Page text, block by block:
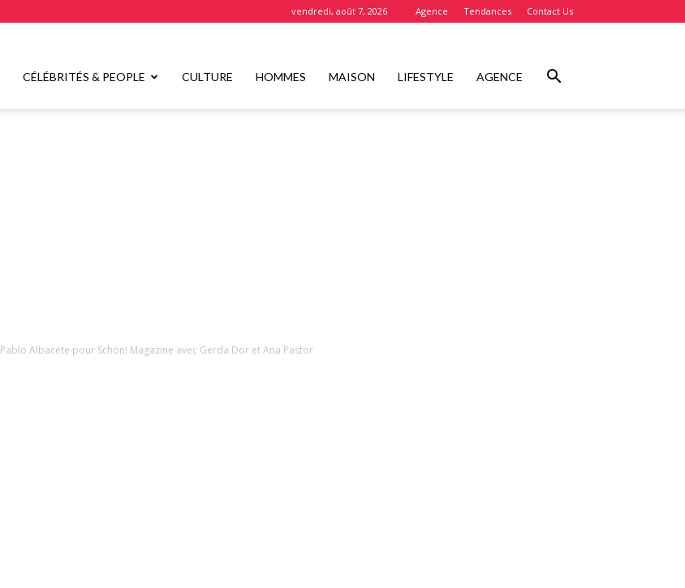
vendredi, août 7, 2026 Agence Tendances Contact Us
CÉLÉBRITÉS & PEOPLE CULTURE HOMMES MAISON LIFESTYLE AGENCE
Pablo Albacete pour Schön! Magazine avec Gerda Dor et Ana Pastor